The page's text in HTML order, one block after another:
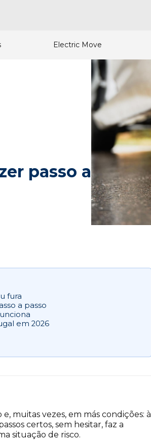
Electric Move
passo a
fura
a passo
em 2026
muitas vezes, em más condições: à
certos, sem hesitar, faz a
situação de risco.